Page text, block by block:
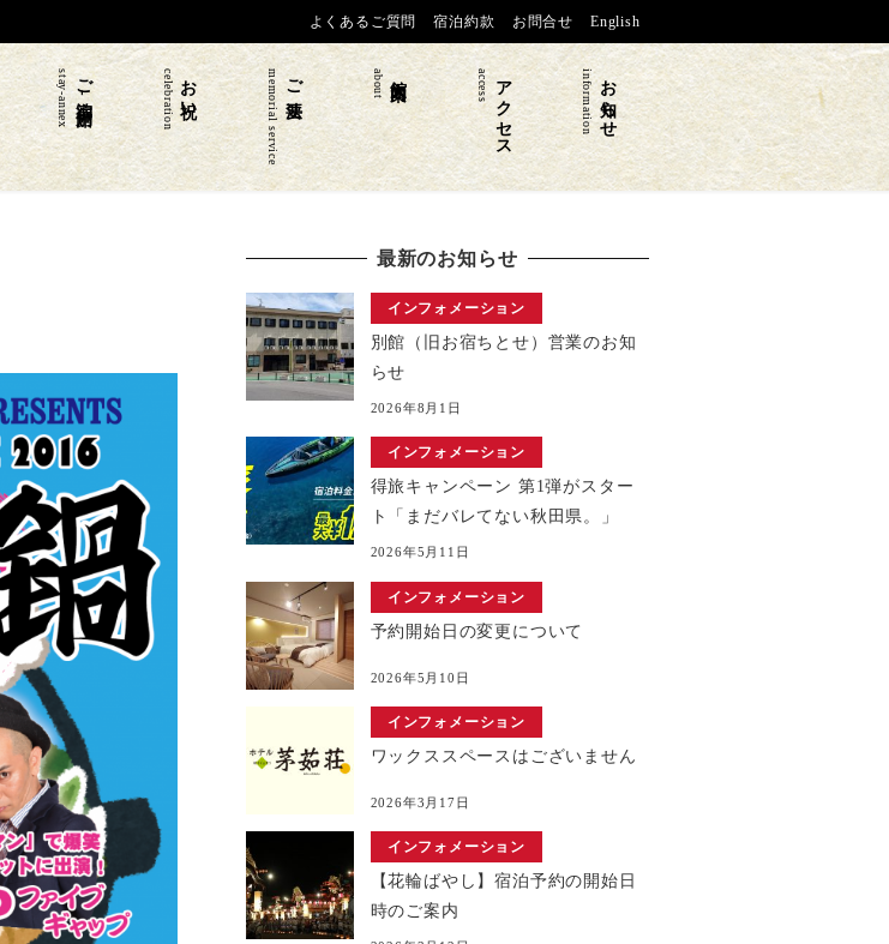
よくあるご質問 宿泊約款 お問合せ English
ご宿泊-別館
stay-annex お祝い
celebration ご法要
memorial service about アクセス
access お知らせ
information
最新のお知らせ
インフォメーション
別館（旧お宿ちとせ）営業のお知
らせ
2026年8月1日
インフォメーション
得旅キャンペーン 第1弾がスター
ト「まだバレてない秋田県。」
2026年5月11日
インフォメーション
予約開始日の変更について
2026年5月10日
インフォメーション
ワックススペースはございません
2026年3月17日
インフォメーション
【花輪ばやし】宿泊予約の開始日
時のご案内